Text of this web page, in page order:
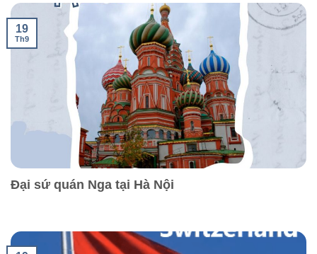
Đại sứ quán Nga tại Hà Nội
19
Th9